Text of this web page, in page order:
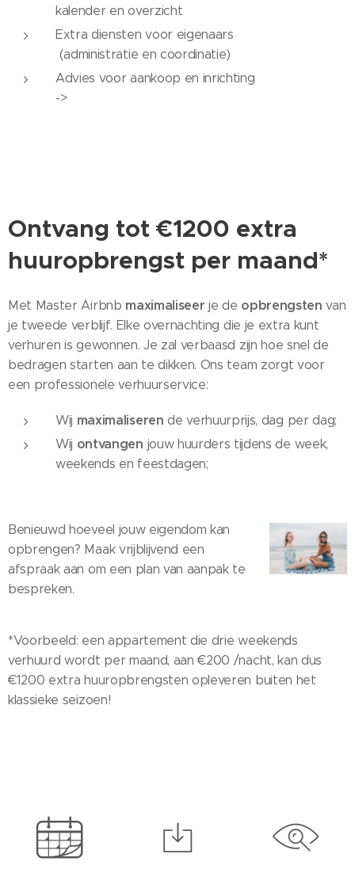
kalender en overzicht
Extra diensten voor eigenaars
(administratie en coordinatie)
Advies voor aankoop en inrichting
->
Ontvang tot €1200 extra
huuropbrengst per maand*
Met Master Airbnb maximaliseer je de opbrengsten van
je tweede verblijf. Elke overnachting die je extra kunt
verhuren is gewonnen. Je zal verbaasd zijn hoe snel de
bedragen starten aan te dikken. Ons team zorgt voor
een professionele verhuurservice:
Wij maximaliseren de verhuurprijs, dag per dag;
Wij ontvangen jouw huurders tijdens de week,
weekends en feestdagen;
Benieuwd hoeveel jouw eigendom kan
opbrengen? Maak vrijblijvend een
afspraak aan om een plan van aanpak te
bespreken.
*Voorbeeld: een appartement die drie weekends
verhuurd wordt per maand, aan €200 /nacht, kan dus
€1200 extra huuropbrengsten opleveren buiten het
klassieke seizoen!